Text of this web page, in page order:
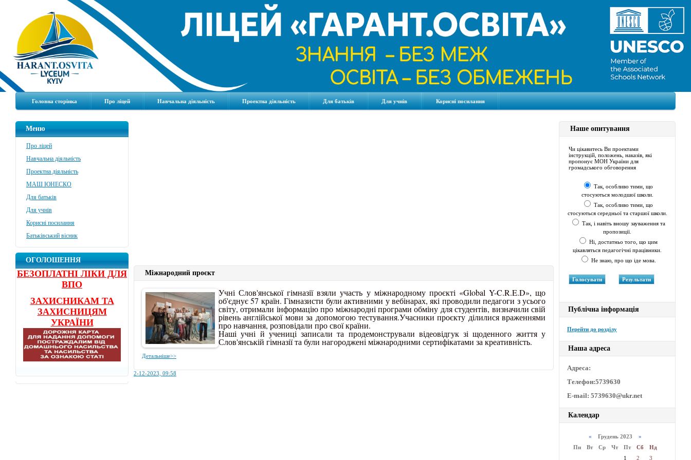
Головна сторінка Про ліцей Навчальна діяльність Проектна діяльність Для батьків Для учнів Корисні посилання
Меню
Про ліцей
Навчальна діяльність
Проектна діяльність
МАШ ЮНЕСКО
Для батьків
Для учнів
Корисні посилання
Батьківський вісник
ОГОЛОШЕННЯ
БЕЗОПЛАТНІ ЛІКИ ДЛЯ
ВПО
ЗАХИСНИКАМ ТА
ЗАХИСНИЦЯМ
УКРАЇНИ
Міжнародний проєкт
Учні Слов'янської гімназії взяли участь у міжнародному проєкті «Global Y-C.R.E.D», що
об'єднує 57 країн. Гімназисти були активними у вебінарах, які проводили педагоги з усього
світу, отримали інформацію про міжнародні програми обміну для студентів, визначили свій
рівень англійської мови за допомогою тестування.Учасники проєкту ділилися враженнями
про навчання, розповідали про свої країни.
Наші учні й учениці записали та продемонстрували відеовідгук зі щоденного життя у
Слов'янській гімназії та були нагороджені міжнародними сертифікатами за креативність.
Детальніше>>
2-12-2023, 09:58
Наше опитування
Чи цікавитесь Ви проектами
інструкцій, положень, наказів, які
пропонує МОН України для
громадського обговорення
Так, особливо тими, що
стосуються молодшої школи.
Так, особливо тими, що
стосуються середньої та старшої школи.
Так, і навіть вношу зауваження та
пропозиції.
Ні, достатньо того, що цим
цікавляться педагогічні працівники.
Не знаю, про що іде мова.
Публічна інформація
Перейти до розділу
Наша адреса
Адреса:
Телефон:5739630
E-mail: 5739630@ukr.net
Календар
« Грудень 2023 »
Пн
Вт Ср Чт Пт Сб
Нд
1
2 3